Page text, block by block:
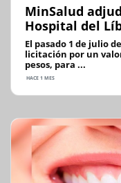
MinSalud
Hospital del
El pasado 1 de julio
licitación por un
pesos, para ...
HACE 1 MES